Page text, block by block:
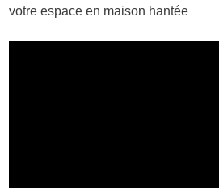
votre espace en maison hantée